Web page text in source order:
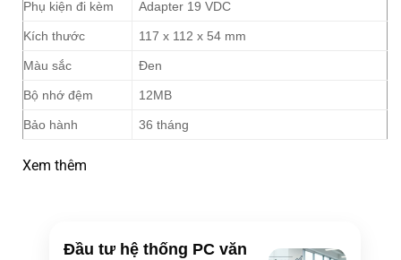
Phụ kiện đi kèm Adapter 19 VDC
Kích thước 117 x 112 x 54 mm
Màu sắc Đen
Bộ nhớ đệm 12MB
Bảo hành 36 tháng
Xem thêm
Đầu tư hệ thống PC văn